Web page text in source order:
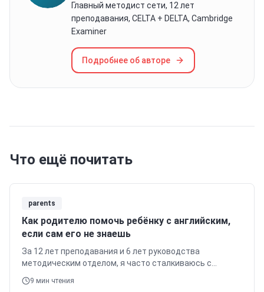
Главный методист сети, 12 лет
преподавания, CELTA + DELTA, Cambridge
Examiner
Подробнее об авторе
Что ещё почитать
parents
Как родителю помочь ребёнку с английским,
если сам его не знаешь
За 12 лет преподавания и 6 лет руководства
методическим отделом, я часто сталкиваюсь с
вопросами родителей о том, как помочь ребёнку с
английским, если сами они его не знают.
9 мин чтения